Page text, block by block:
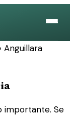
› Anguillara
importante. Se